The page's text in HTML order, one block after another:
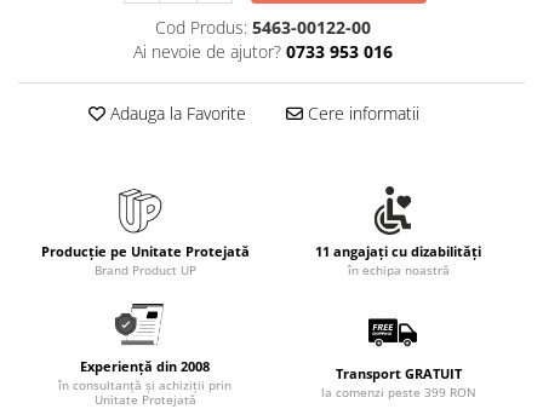
Cod Produs: 5463-00122-00
Ai nevoie de ajutor? 0733 953 016
Adauga la Favorite Cere informatii
Producție pe Unitate Protejată
Brand Product UP
11 angajați cu dizabilități
în echipa noastră
Experiență din 2008
în consultanță și achiziții prin
Unitate Protejată
Transport GRATUIT
la comenzi peste 399 RON